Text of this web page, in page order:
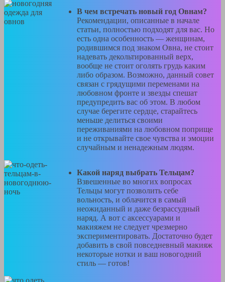
В чем встречать новый год Овнам?
Рекомендации, описанные в начале
статьи, полностью подходят для вас. Но
есть одна особенность — женщинам,
родившимся под знаком Овна, не стоит
надевать декольтированный верх,
вообще не стоит оголять грудь каким
либо образом. Возможно, данный совет
связан с грядущими переменами на
любовном фронте и звезды спешат
предупредить вас об этом. В любом
случае берегите сердце, старайтесь
меньше делиться своими
переживаниями на любовном поприще
и не открывайте свое чувства и эмоции
случайным и ненадежным людям.
Какой наряд выбрать Тельцам?
Взвешенные во многих вопросах
Тельцы могут позволить себе
вольность, и облачится в самый
неожиданный и даже безрассудный
наряд. А вот с аксессуарами и
макияжем не следует чрезмерно
экспериментировать. Достаточно будет
добавить в свой повседневный макияж
некоторые нотки и ваш новогодний
стиль — готов!